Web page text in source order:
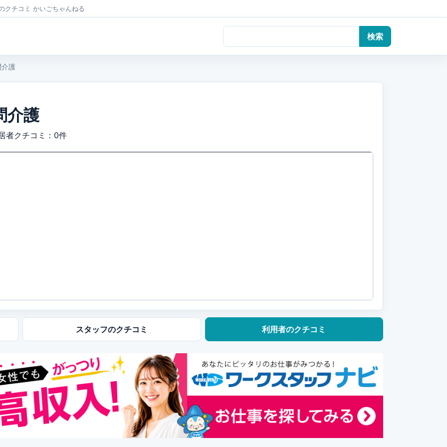
クチコミ かいごちゃんねる
護
介護
者クチコミ：0件
スタッフのクチコミ 利用者のクチコミ